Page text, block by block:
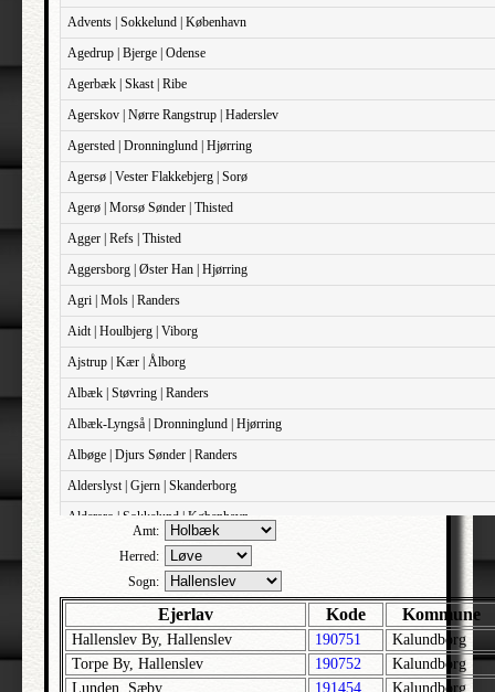
Advents | Sokkelund | København
Agedrup | Bjerge | Odense
Agerbæk | Skast | Ribe
Agerskov | Nørre Rangstrup | Haderslev
Agersted | Dronninglund | Hjørring
Agersø | Vester Flakkebjerg | Sorø
Agerø | Morsø Sønder | Thisted
Agger | Refs | Thisted
Aggersborg | Øster Han | Hjørring
Agri | Mols | Randers
Aidt | Houlbjerg | Viborg
Ajstrup | Kær | Ålborg
Albæk | Støvring | Randers
Albæk-Lyngså | Dronninglund | Hjørring
Albøge | Djurs Sønder | Randers
Alderslyst | Gjern | Skanderborg
Aldersro | Sokkelund | København
Allehelgens | Sokkelund | København
Aller | Sønder Tyrstrup | Haderslev
Allerslev | Bårse | Præstø
Allerslev | Voldborg | Roskilde
Allerup | Åsum | Odense
Amt:
Herred:
Sogn:
Ejerlav Kode Kommune
Hallenslev By, Hallenslev 190751
Kalundborg
Torpe By, Hallenslev
190752
Kalundborg
Lunden, Sæby
191454 Kalundborg